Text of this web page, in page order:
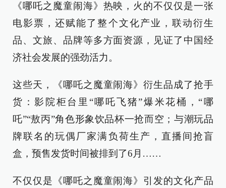
《哪吒之魔童闹海》热映，火的不仅仅是一张
电影票，还赋能了整个文化产业，联动衍生
品、文旅、品牌等多方面资源，见证了中国经
济社会发展的强劲活力。
这些天，《哪吒之魔童闹海》衍生品成了抢手
货：影院柜台里“哪吒飞猪”爆米花桶，“哪
吒”“敖丙”角色形象饮品杯一抢而空；与潮玩品
牌联名的玩偶厂家满负荷生产，直播间抢盲
盒，预售发货时间被排到了6月……
不仅仅是《哪吒之魔童闹海》引发的文化产品